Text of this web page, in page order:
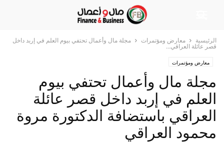
الرئيسية معارض ومؤتمرات
مجلة مال وأعمال تحتفي بيوم العلم في إربد داخل
قصر عائلة العراقي...
معارض ومؤتمرات
مجلة مال وأعمال تحتفي بيوم
العلم في إربد داخل قصر عائلة
العراقي باستضافة الدكتورة مروة
محمود العراقي